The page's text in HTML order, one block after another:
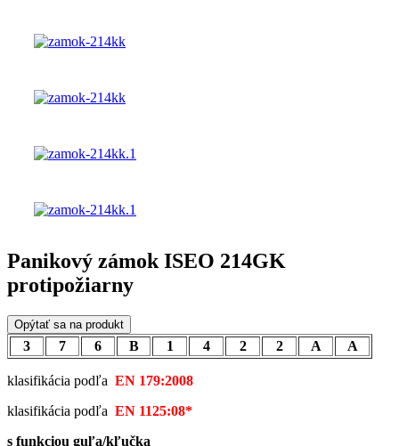
Panikový zámok ISEO 214GK
protipožiarny
Opýtať sa na produkt
3 7 6 B 1 4 2 2 A A
klasifikácia podľa EN 179:2008
klasifikácia podľa EN 1125:08*
s funkciou guľa/kľučka